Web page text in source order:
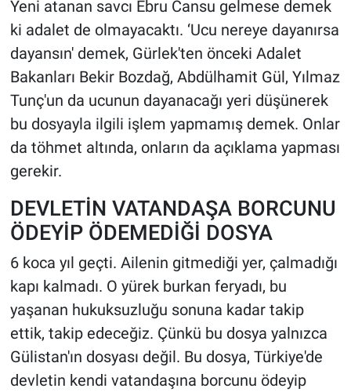
Yeni atanan savcı Ebru Cansu gelmese demek
ki adalet de olmayacaktı. ‘Ucu nereye dayanırsa
dayansın' demek, Gürlek'ten önceki Adalet
Bakanları Bekir Bozdağ, Abdülhamit Gül, Yılmaz
Tunç'un da ucunun dayanacağı yeri düşünerek
bu dosyayla ilgili işlem yapmamış demek. Onlar
da töhmet altında, onların da açıklama yapması
gerekir.
DEVLETİN VATANDAŞA BORCUNU
ÖDEYİP ÖDEMEDİĞİ DOSYA
6 koca yıl geçti. Ailenin gitmediği yer, çalmadığı
kapı kalmadı. O yürek burkan feryadı, bu
yaşanan hukuksuzluğu sonuna kadar takip
ettik, takip edeceğiz. Çünkü bu dosya yalnızca
Gülistan'ın dosyası değil. Bu dosya, Türkiye'de
devletin kendi vatandaşına borcunu ödeyip